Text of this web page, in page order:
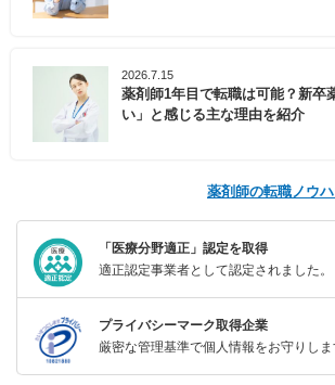
2026.7.15
薬剤師1年目で転職は可能？新卒
い」と感じる主な理由を紹介
薬剤師の転職ノウ
「医療分野適正」認定を取得
適正認定事業者として認定されました。
プライバシーマーク取得企業
厳密な管理基準で個人情報をお守りしま